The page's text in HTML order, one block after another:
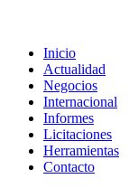
Inicio
Actualidad
Negocios
Internacional
Informes
Licitaciones
Herramientas
Contacto